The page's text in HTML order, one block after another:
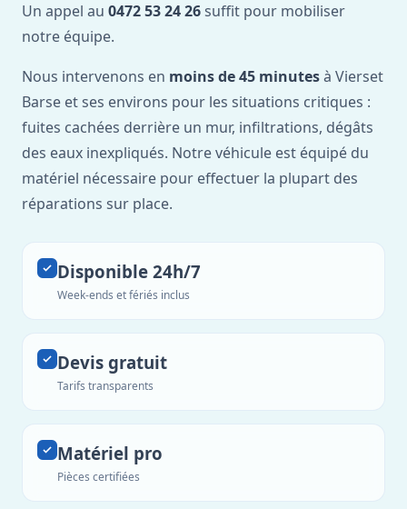
Un appel au 0472 53 24 26 suffit pour mobiliser
notre équipe.
Nous intervenons en moins de 45 minutesà Vierset
Barse et ses environs pour les situations critiques :
fuites cachées derrière un mur, infiltrations, dégâts
des eaux inexpliqués. Notre véhicule est équipé du
matériel nécessaire pour effectuer la plupart des
réparations sur place.
Disponible 24h/7
Week-ends et fériés inclus
Devis gratuit
Tarifs transparents
Matériel pro
Pièces certifiées